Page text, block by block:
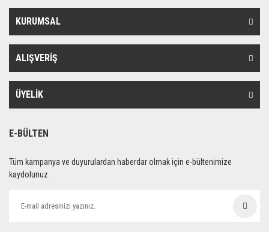
KURUMSAL
ALIŞVERİŞ
ÜYELİK
E-BÜLTEN
Tüm kampanya ve duyurulardan haberdar olmak için e-bültenimize
kaydolunuz.